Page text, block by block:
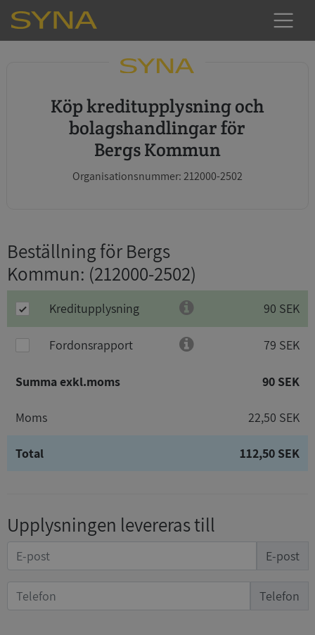
Köp kreditupplysning och
bolagshandlingar för
Bergs Kommun
Organisationsnummer: 212000-2502
Beställning för Bergs
Kommun: (212000-2502)
Kreditupplysning 90 SEK
Fordonsrapport 79 SEK
Summa exkl.moms 90 SEK
Moms 22,50 SEK
Total 112,50 SEK
Upplysningen levereras till
E-post
Telefon